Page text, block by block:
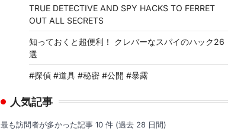
TRUE DETECTIVE AND SPY HACKS TO FERRET
OUT ALL SECRETS
知っておくと超便利！ クレバーなスパイのハック26
選
#探偵 #道具 #秘密 #公開 #暴露
人気記事
最も訪問者が多かった記事 10 件 (過去 28 日間)